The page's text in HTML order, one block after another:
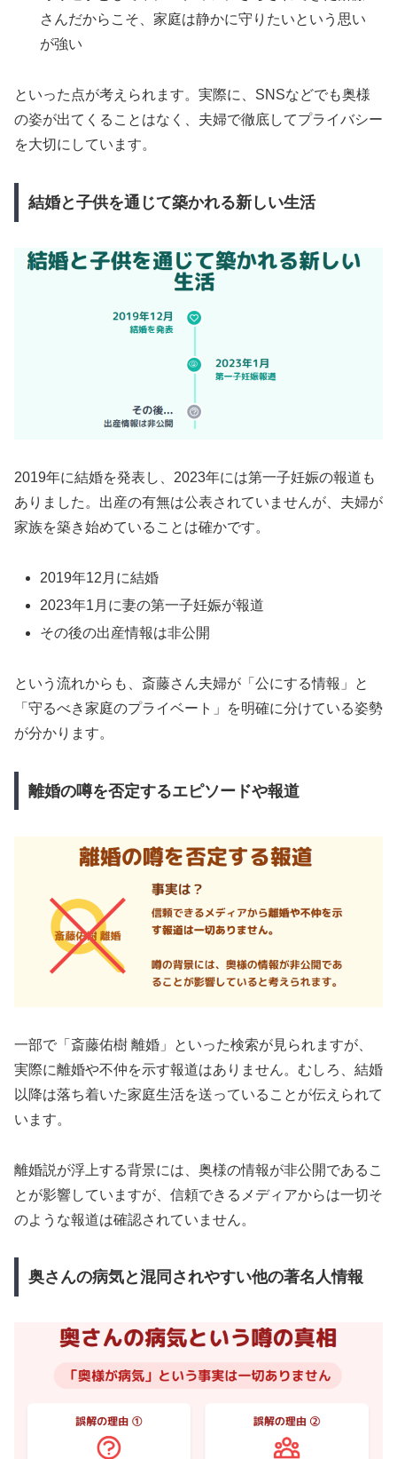
さんだからこそ、家庭は静かに守りたいという思い
が強い
といった点が考えられます。実際に、SNSなどでも奥様
の姿が出てくることはなく、夫婦で徹底してプライバシー
を大切にしています。
結婚と子供を通じて築かれる新しい生活
2019年に結婚を発表し、2023年には第一子妊娠の報道も
ありました。出産の有無は公表されていませんが、夫婦が
家族を築き始めていることは確かです。
2019年12月に結婚
2023年1月に妻の第一子妊娠が報道
その後の出産情報は非公開
という流れからも、斎藤さん夫婦が「公にする情報」と
「守るべき家庭のプライベート」を明確に分けている姿勢
が分かります。
離婚の噂を否定するエピソードや報道
一部で「斎藤佑樹 離婚」といった検索が見られますが、
実際に離婚や不仲を示す報道はありません。むしろ、結婚
以降は落ち着いた家庭生活を送っていることが伝えられて
います。
離婚説が浮上する背景には、奥様の情報が非公開であるこ
とが影響していますが、信頼できるメディアからは一切そ
のような報道は確認されていません。
奥さんの病気と混同されやすい他の著名人情報